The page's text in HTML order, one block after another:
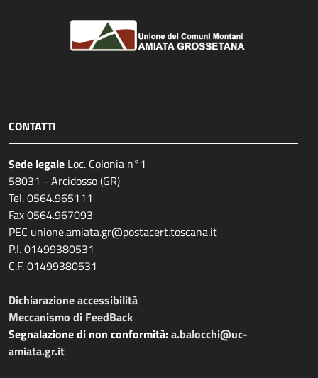
CONTATTI
Sede legale Loc. Colonia n°1
58031 - Arcidosso (GR)
Tel. 0564.965111
Fax 0564.967093
PEC unione.amiata.gr@postacert.toscana.it
P.I. 01499380531
C.F. 01499380531
Dichiarazione accessibilità
Meccanismo di FeedBack
Segnalazione di non conformità:a.balocchi@uc-
amiata.gr.it